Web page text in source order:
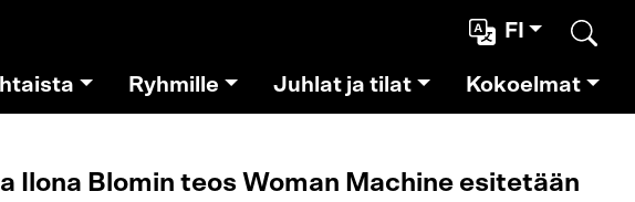
FI
Ryhmille Juhlat ja tilat Kokoelmat
Ilona Blomin teos Woman Machine esitetään